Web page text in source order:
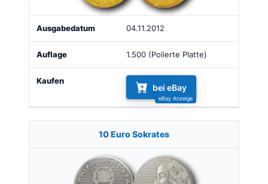
04.11.2012
1.500 (Polierte Platte)
bei eBay
10 Euro Sokrates